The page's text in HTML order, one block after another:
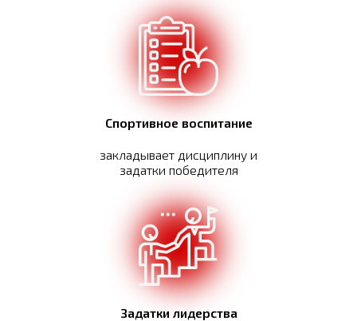
Спортивное воспитание
закладывает дисциплину и
задатки победителя
Задатки лидерства